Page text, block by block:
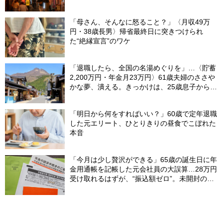
「母さん、そんなに怒ること？」〈月収49万
円・38歳長男〉帰省最終日に突きつけられ
た“絶縁宣言”のワケ
「退職したら、全国の名湯めぐりを」…〈貯蓄
2,200万円・年金月23万円〉61歳夫婦のささや
かな夢、潰える。きっかけは、25歳息子から届
「明日から何をすればいい？」60歳で定年退職
した元エリート、ひとりきりの昼食でこぼれた
本音
「今月は少し贅沢ができる」65歳の誕生日に年
金用通帳を記帳した元会社員の大誤算…28万円
受け取れるはずが、“振込額ゼロ”。未開封の郵